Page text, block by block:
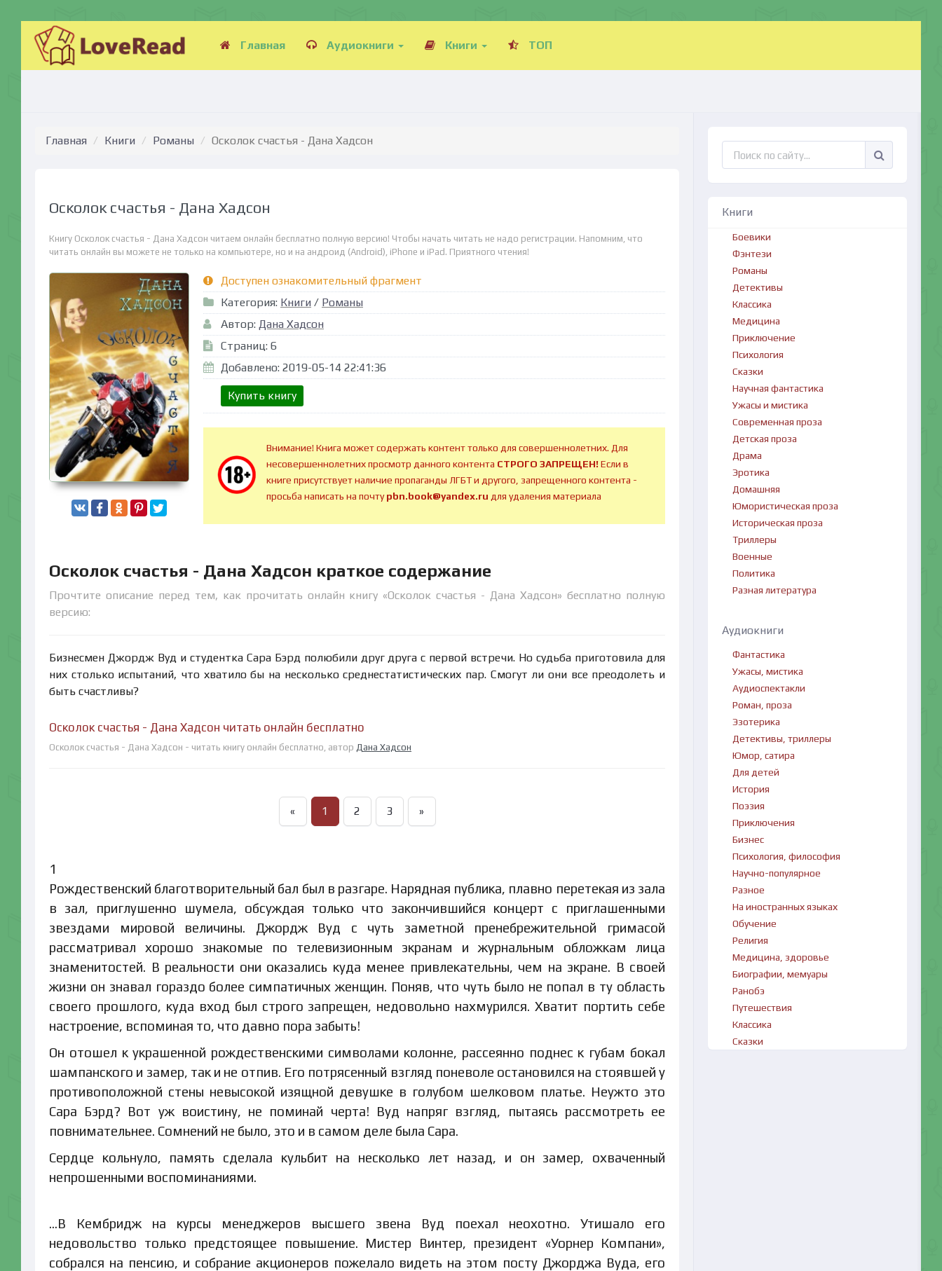
Главная Аудиокниги Книги ТОП
Главная Книги Романы Осколок счастья - Дана Хадсон
Осколок счастья - Дана Хадсон
Книгу Осколок счастья - Дана Хадсон читаем онлайн бесплатно полную версию! Чтобы начать читать не надо регистрации. Напомним, что
читать онлайн вы можете не только на компьютере, но и на андроид (Android), iPhone и iPad. Приятного чтения!
Доступен ознакомительный фрагмент
Категория: Книги / Романы
Автор: Дана Хадсон
Страниц: 6
Добавлено: 2019-05-14 22:41:36
Купить книгу
Внимание! Книга может содержать контент только для совершеннолетних. Для
несовершеннолетних просмотр данного контента СТРОГО ЗАПРЕЩЕН!Если в
книге присутствует наличие пропаганды ЛГБТ и другого, запрещенного контента -
просьба написать на почтуpbn.book@yandex.ru для удаления материала
Осколок счастья - Дана Хадсон краткое содержание
Прочтите описание перед тем, как прочитать онлайн книгу «Осколок счастья - Дана Хадсон» бесплатно полную
версию:
Бизнесмен Джордж Вуд и студентка Сара Бэрд полюбили друг друга с первой встречи. Но судьба приготовила для
них столько испытаний, что хватило бы на несколько среднестатистических пар. Смогут ли они все преодолеть и
быть счастливы?
Осколок счастья - Дана Хадсон читать онлайн бесплатно
Осколок счастья - Дана Хадсон - читать книгу онлайн бесплатно, автор Дана Хадсон
« 1 2 3 »
1
Рождественский благотворительный бал был в разгаре. Нарядная публика, плавно перетекая из зала
в зал, приглушенно шумела, обсуждая только что закончившийся концерт с приглашенными
звездами мировой величины. Джордж Вуд с чуть заметной пренебрежительной гримасой
рассматривал хорошо знакомые по телевизионным экранам и журнальным обложкам лица
знаменитостей. В реальности они оказались куда менее привлекательны, чем на экране. В своей
жизни он знавал гораздо более симпатичных женщин. Поняв, что чуть было не попал в ту область
своего прошлого, куда вход был строго запрещен, недовольно нахмурился. Хватит портить себе
настроение, вспоминая то, что давно пора забыть!
Он отошел к украшенной рождественскими символами колонне, рассеянно поднес к губам бокал
шампанского и замер, так и не отпив. Его потрясенный взгляд поневоле остановился на стоявшей у
противоположной стены невысокой изящной девушке в голубом шелковом платье. Неужто это
Сара Бэрд? Вот уж воистину, не поминай черта! Вуд напряг взгляд, пытаясь рассмотреть ее
повнимательнее. Сомнений не было, это и в самом деле была Сара.
Сердце кольнуло, память сделала кульбит на несколько лет назад, и он замер, охваченный
непрошенными воспоминаниями.
…В Кембридж на курсы менеджеров высшего звена Вуд поехал неохотно. Утишало его
недовольство только предстоящее повышение. Мистер Винтер, президент «Уорнер Компани»,
собрался на пенсию, и собрание акционеров пожелало видеть на этом посту Джорджа Вуда, его
Книги
Боевики
Фэнтези
Романы
Детективы
Классика
Медицина
Приключение
Психология
Сказки
Научная фантастика
Ужасы и мистика
Современная проза
Детская проза
Драма
Эротика
Домашняя
Юмористическая проза
Историческая проза
Триллеры
Военные
Политика
Разная литература
Аудиокниги
Фантастика
Ужасы, мистика
Аудиоспектакли
Роман, проза
Эзотерика
Детективы, триллеры
Юмор, сатира
Для детей
История
Поэзия
Приключения
Бизнес
Психология, философия
Научно-популярное
Разное
На иностранных языках
Обучение
Религия
Медицина, здоровье
Биографии, мемуары
Ранобэ
Путешествия
Классика
Сказки